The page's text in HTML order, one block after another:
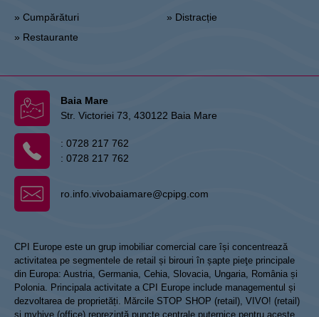
» Cumpărături
» Restaurante
» Distracție
Baia Mare
Str. Victoriei 73, 430122 Baia Mare
: 0728 217 762
: 0728 217 762
ro.info.vivobaiamare@cpipg.com
CPI Europe este un grup imobiliar comercial care își concentrează
activitatea pe segmentele de retail și birouri în șapte pieţe principale
din Europa: Austria, Germania, Cehia, Slovacia, Ungaria, România și
Polonia. Principala activitate a CPI Europe include managementul și
dezvoltarea de proprietăți. Mărcile STOP SHOP (retail), VIVO! (retail)
și myhive (office) reprezintă puncte centrale puternice pentru aceste